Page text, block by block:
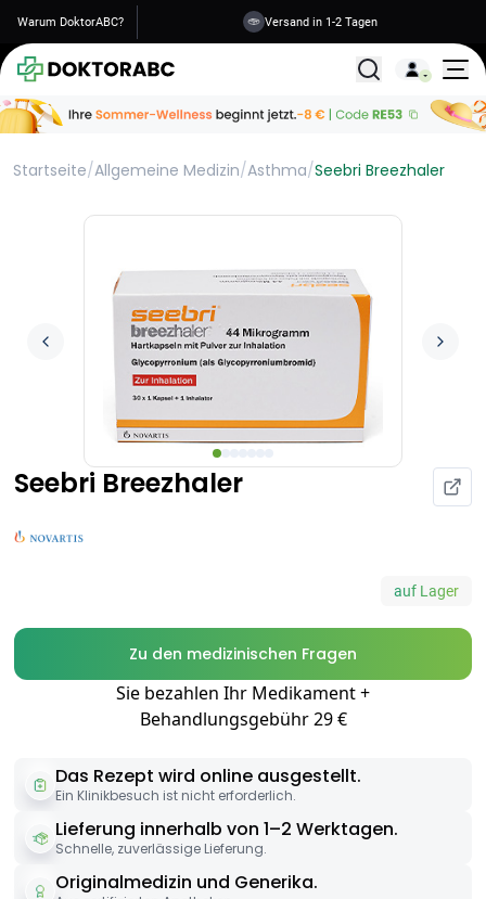
Warum DoktorABC? Versand in 1-2 Tagen
Alle
Startseite/Allgemeine Medizin/Asthma/Seebri Breezhaler
Seebri Breezhaler
auf Lager
Zu den medizinischen Fragen
Sie bezahlen Ihr Medikament +
Behandlungsgebühr 29 €
Das Rezept wird online ausgestellt.
Ein Klinikbesuch ist nicht erforderlich.
Lieferung innerhalb von 1–2 Werktagen.
Schnelle, zuverlässige Lieferung.
Originalmedizin und Generika.